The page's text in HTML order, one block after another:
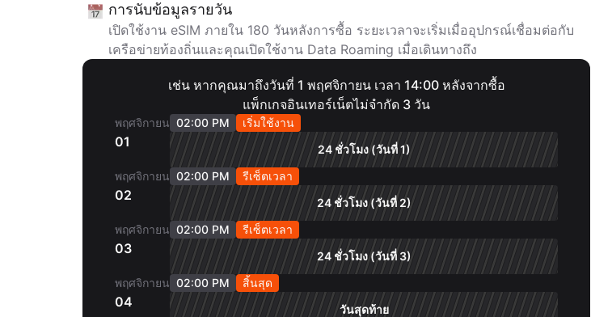
การนับข้อมูลรายวัน
เปิดใช้งาน eSIM ภายใน 180 วันหลังการซื้อ ระยะเวลาจะเริ่มเมื่ออุปกรณ์เชื่อมต่อกับ
เครือข่ายท้องถิ่นและคุณเปิดใช้งาน Data Roaming เมื่อเดินทางถึง
เช่น หากคุณมาถึงวันที่ 1 พฤศจิกายน เวลา 14:00 หลังจากซื้อ
แพ็กเกจอินเทอร์เน็ตไม่จำกัด 3 วัน
พฤศจิกายน
01
02:00 PM
เริ่มใช้งาน
24 ชั่วโมง (วันที่ 1)
พฤศจิกายน
02
02:00 PM
รีเซ็ตเวลา
24 ชั่วโมง (วันที่ 2)
พฤศจิกายน
03
02:00 PM
รีเซ็ตเวลา
24 ชั่วโมง (วันที่ 3)
พฤศจิกายน
04
02:00 PM
สิ้นสุด
วันสุดท้าย